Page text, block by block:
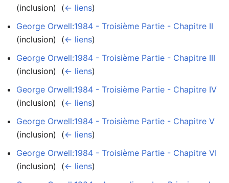
(inclusion) ‎ (← liens)
George Orwell:1984 - Troisième Partie - Chapitre II
(inclusion) ‎ (← liens)
George Orwell:1984 - Troisième Partie - Chapitre III
(inclusion) ‎ (← liens)
George Orwell:1984 - Troisième Partie - Chapitre IV
(inclusion) ‎ (← liens)
George Orwell:1984 - Troisième Partie - Chapitre V
(inclusion) ‎ (← liens)
George Orwell:1984 - Troisième Partie - Chapitre VI
(inclusion) ‎ (← liens)